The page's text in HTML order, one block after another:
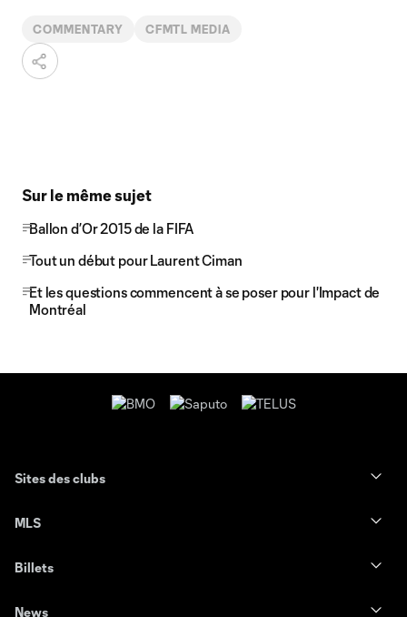
COMMENTARY CFMTL MEDIA
Sur le même sujet
Ballon d’Or 2015 de la FIFA
Tout un début pour Laurent Ciman
Et les questions commencent à se poser pour l'Impact de
Montréal
Sites des clubs
MLS
Billets
News